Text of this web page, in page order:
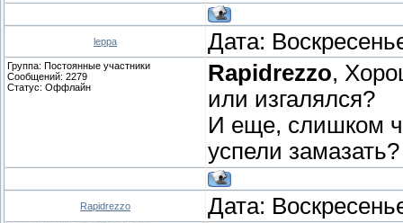
leppa Дата:
Группа: Постоянные участники
Сообщений: 2279
Статус: Оффлайн
Rapidrezzo,
или изгалялся?
И еще, слишком
успели замазать?
Rapidrezzo Дата: